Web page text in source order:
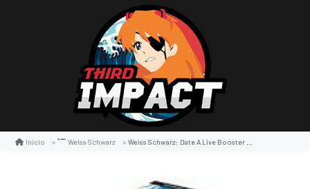
Inicio Weiss Schwarz Weiss Schwarz: Date A Live Booster Display